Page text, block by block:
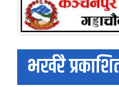
भर्खरै